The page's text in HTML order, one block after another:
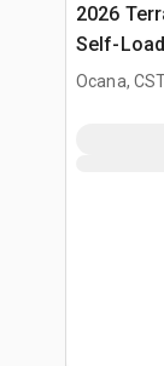
2026
Self-
Ocana,